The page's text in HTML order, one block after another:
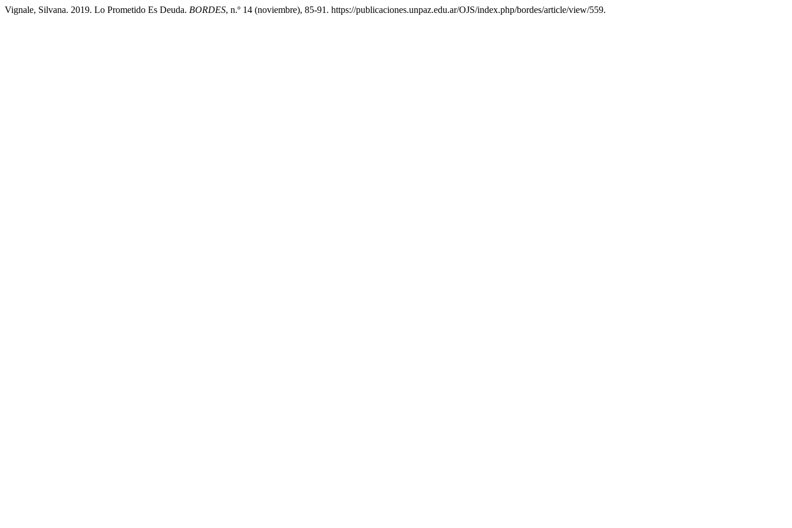
Vignale, Silvana. 2019. Lo Prometido Es Deuda. BORDES, n.º 14 (noviembre), 85-91. https://publicaciones.unpaz.edu.ar/OJS/index.php/bordes/article/view/559.